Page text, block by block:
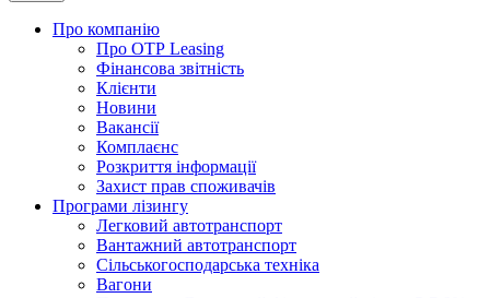
Про компанію
Про ОТР Leasing
Фінансова звітність
Клієнти
Новини
Вакансії
Комплаєнс
Розкриття інформації
Захист прав споживачів
Програми лізингу
Легковий автотранспорт
Вантажний автотранспорт
Cільськогосподарська техніка
Вагони